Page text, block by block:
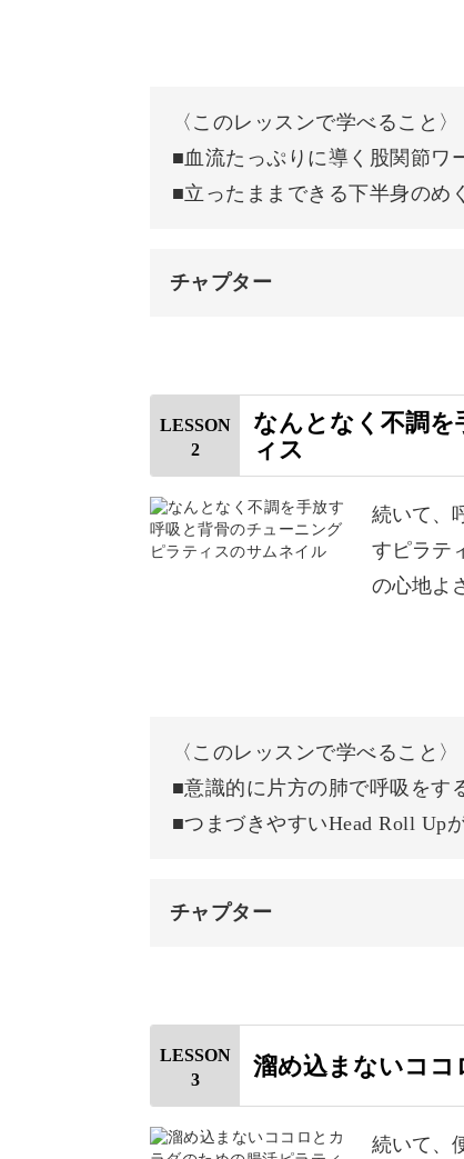
取り組める運動です。
バランスが整うことで、日々のお
また、ピラティスで行う呼吸法
先ほどもお話しましたが、ピラテ
手な方・運動を行う習慣がない方
〈このレッスンで学べること〉
■血流たっぷりに導く股関節ワ
■立ったままできる下半身のめ
チャプター
はじめに
使用道具
足首を意識して動かす
股関節を前後に動かす
LESSON
2
なんとなく不調
ィス
続いて、
すピラテ
の心地よ
〈このレッスンで学べること〉
■意識的に片方の肺で呼吸をす
■つまづきやすいHead Roll Up
チャプター
はじめに
使用道具
片肺呼吸をする
LESSON
3
溜め込まないコ
続いて、